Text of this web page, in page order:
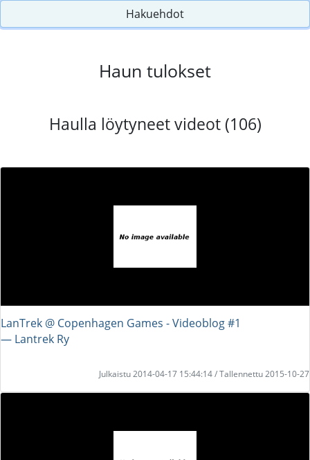
Hakuehdot
Haun tulokset
Haulla löytyneet videot (106)
LanTrek @ Copenhagen Games - Videoblog #1
― Lantrek Ry
Julkaistu 2014-04-17 15:44:14 / Tallennettu 2015-10-27